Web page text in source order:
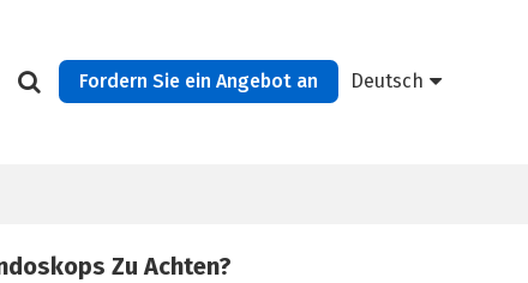
Fordern Sie ein Angebot an Deutsch
Zu Achten?